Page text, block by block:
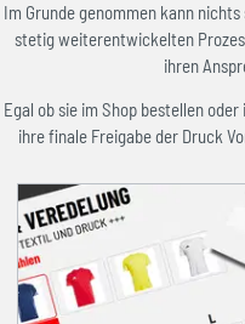
Im Grunde genommen kann
stetig weiterentwickelten
ihren
Egal ob sie im Shop bestellen
ihre finale Freigabe der Druck